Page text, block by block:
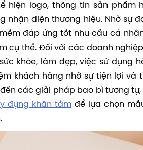
hiện logo, thông tin sản phẩm
nhận diện thương hiệu. Nhờ sự
đáp ứng tốt nhu cầu cá
cụ thể. Đối với các doanh
khỏe, làm đẹp, việc sử dụng
khách hàng nhờ sự tiện lợi và
các giải pháp bao bì tương
đựng khăn tắm để lựa chọn